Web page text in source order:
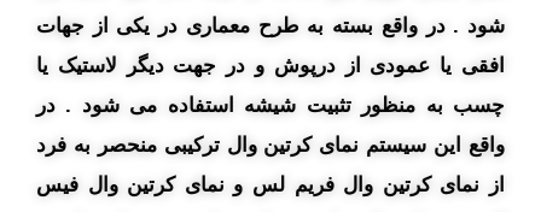
شود . در واقع بسته به طرح معماری در یکی از جهات
افقی یا عمودی از درپوش و در جهت دیگر لاستیک یا
چسب به منظور تثبیت شیشه استفاده می شود . در
واقع این سیستم نمای کرتین وال ترکیبی منحصر به فرد
از نمای کرتین وال فریم لس و نمای کرتین وال فیس